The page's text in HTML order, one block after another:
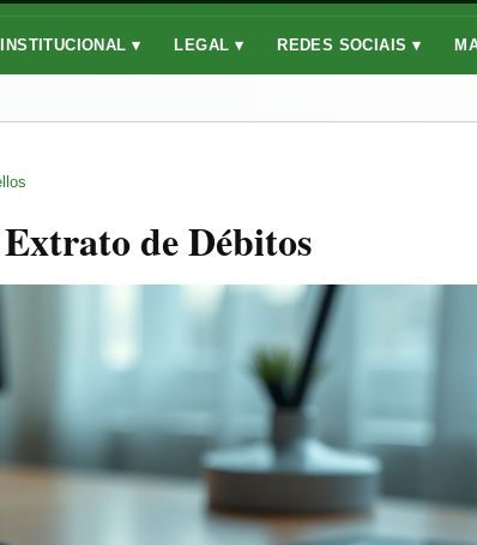
INSTITUCIONAL ▾ LEGAL ▾ REDES SOCIAIS ▾
de Débitos